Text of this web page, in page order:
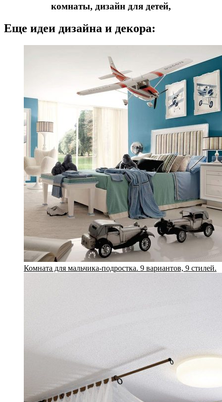
Еще идеи дизайна и декора:
Комната для мальчика-подростка. 9 вариантов, 9 стилей.